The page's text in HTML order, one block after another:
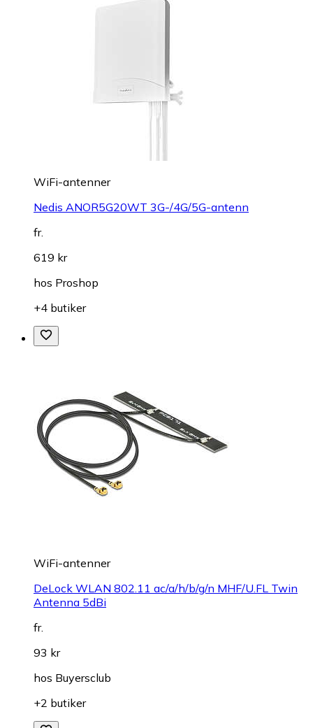
WiFi-antenner
Nedis ANOR5G20WT 3G-/4G/5G-antenn
fr.
619 kr
hos Proshop
+4 butiker
WiFi-antenner
DeLock WLAN 802.11 ac/a/h/b/g/n MHF/U.FL Twin
Antenna 5dBi
fr.
93 kr
hos Buyersclub
+2 butiker